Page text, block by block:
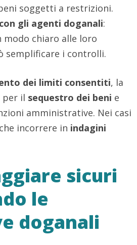
soggetti a restrizioni.
gli agenti doganali:
modo chiaro alle loro
semplificare i controlli.
dei limiti consentiti, la
per il sequestro dei beni e
amministrative. Nei casi
incorrere in indagini
sicuri
le
doganali